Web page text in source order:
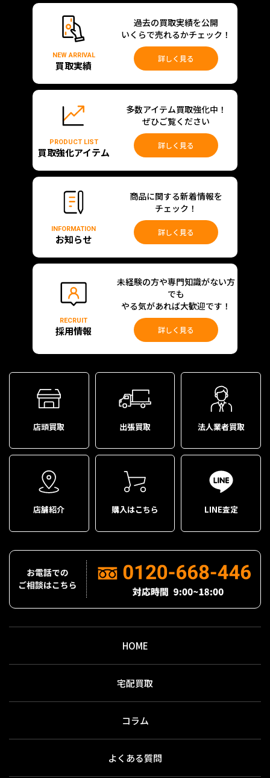
NEW ARRIVAL
買取実績
過去の買取実績を公開
いくらで売れるかチェック！
詳しく見る
PRODUCT LIST
買取強化アイテム
多数アイテム買取強化中！
ぜひご覧ください
詳しく見る
INFORMATION
お知らせ
商品に関する新着情報を
チェック！
詳しく見る
RECRUIT
採用情報
未経験の方や専門知識がない方
でも
やる気があれば大歓迎です！
詳しく見る
店頭買取 出張買取 法人業者買取
店舗紹介 購入はこちら LINE査定
HOME
宅配買取
コラム
よくある質問